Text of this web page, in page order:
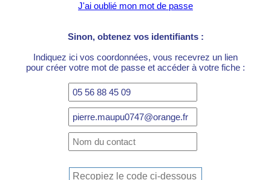
J'ai oublié mon mot de passe
Sinon, obtenez vos identifiants :
Indiquez ici vos coordonnées, vous recevrez un lien
pour créer votre mot de passe et accéder à votre fiche :